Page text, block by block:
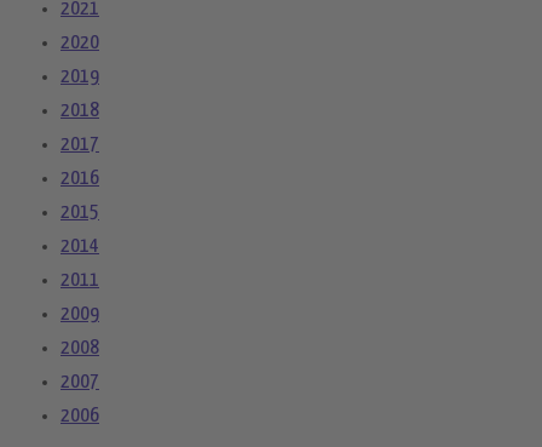
2021
2020
2019
2018
2017
2016
2015
2014
2011
2009
2008
2007
2006